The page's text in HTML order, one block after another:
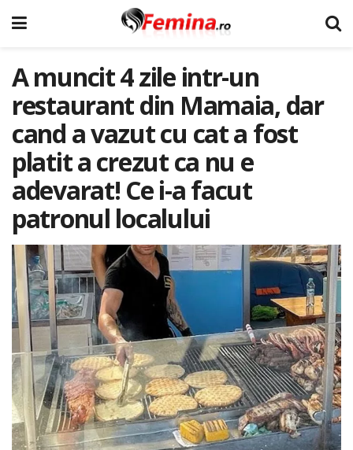
A muncit 4 zile intr-un
restaurant din Mamaia, dar
cand a vazut cu cat a fost
platit a crezut ca nu e
adevarat! Ce i-a facut
patronul localului